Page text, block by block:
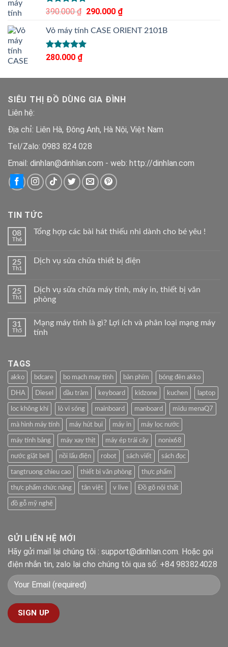
Được xếp
5.00
5 sao
390.000₫
Giá
là:
390.000 ₫.
290.000 ₫Giá
tại
Vỏ máy tính CASE ORIENT 2101B
Được xếp
5.00
280.000 ₫
SIÊU THỊ ĐỒ DÙNG GIA ĐÌNH
Liên hệ:
Địa chỉ: Liên Hà, Đông Anh, Hà Nội, Việt Nam
Tel/Zalo: 0983 824 028
Email: dinhlan@dinhlan.com - web: http://dinhlan.com
TIN TỨC
08
Th6
Tổng hợp các bài hát thiếu nhi dành cho bé yêu !
25
Th1
Dịch vụ sửa chữa thiết bị điện
25
Th1
Dịch vụ sữa chữa máy tính, máy in, thiết bị văn
phòng
31
Th5
Mạng máy tính là gì? Lợi ích và phân loại mạng máy
tính
TAGS
akko bdcare bo mạch may tính bàn phím bóng đèn akko
DHA Diesel dầu tràm keyboard kidzone kuchen laptop
loc không khí lò vi sóng mainboard manboard midu menaQ7
mà hình máy tính máy hút bụi máy in máy lọc nước
máy tính bảng máy xay thịt máy ép trái cây nonix68
nước giặt bell nồi lẩu điện robot sách viết sách đọc
tangtruong chieu cao thiết bị văn phòng thực phẩm
thực phẩm chức năng tân việt v live Đồ gõ nội thất
đồ gỗ mỹ nghệ
GỬI LIÊN HỆ MỚI
Hãy gửi mail lại chúng tôi : support@dinhlan.com. Hoặc gọi
điện nhắn tin, zalo lại cho chúng tôi qua số: +84 983824028